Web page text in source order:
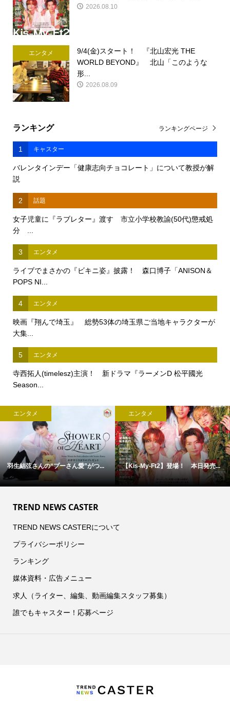
2026.08.10
エンタメ
9/4(金)スタート！ 『北山宏光 THE
WORLD BEYOND』 北山「このような
形...
2026.08.09
ランキング
1 キャスター
バレンタインデー「健康志向チョコレート」について教授が解
説
2 話題
女子児童に『ラブレター』渡す 市立小学校教諭(50代)懲戒処
分 ...
3 エンタメ
ライブでまさかの『ビキニ姿』披露！ 森口博子「ANISON＆
POPS NI...
4 エンタメ
映画『翔んで埼玉』 総勢53体の埼玉県ご当地キャラクターが
大集...
5 エンタメ
寺西拓人(timelesz)主演！ 新ドラマ『ラーメンD 松平國光
Season...
ランキングページ
エンタメ
羽生結弦さんの“プーさん愛”がつ...
エンタメ
【Kis-My-Ft2】登場！ 本日発売...
TREND NEWS CASTER
TREND NEWS CASTERについて
プライバシーポリシー
ランキング
媒体資料・広告メニュー
求人（ライター、編集、動画編集スタッフ募集）
誰でもキャスター！応募ページ